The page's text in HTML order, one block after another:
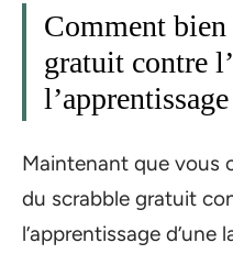
Comment
gratuit contre
Maintenant que vous
du scrabble gratuit
l’apprentissage